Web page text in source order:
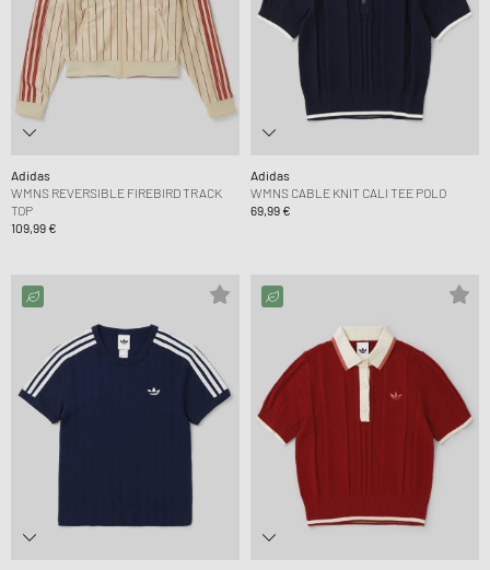
Adidas
WMNS REVERSIBLE FIREBIRD TRACK
TOP
109,99 €
Adidas
WMNS CABLE KNIT CALI TEE POLO
69,99 €